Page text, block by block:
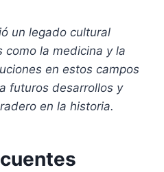
un legado cultural
como la medicina y la
en estos campos
futuros desarrollos y
en la historia.